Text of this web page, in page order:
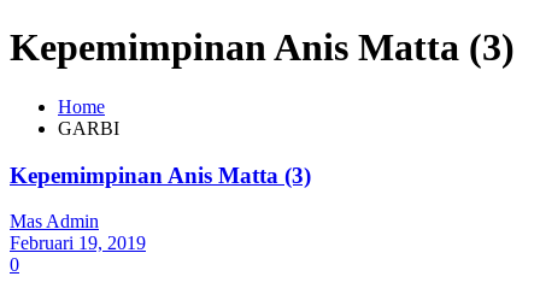
Kepemimpinan Anis Matta (3)
Home
GARBI
Kepemimpinan Anis Matta (3)
Mas Admin
Februari 19, 2019
0